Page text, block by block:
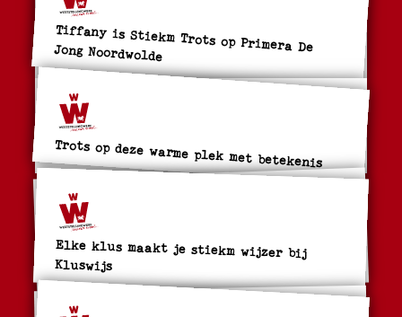
Tiffany is Stiekm Trots op Primera De Jong Noordwolde
Trots op deze warme plek met betekenis
Elke klus maakt je stiekm wijzer bij
Kluswijs